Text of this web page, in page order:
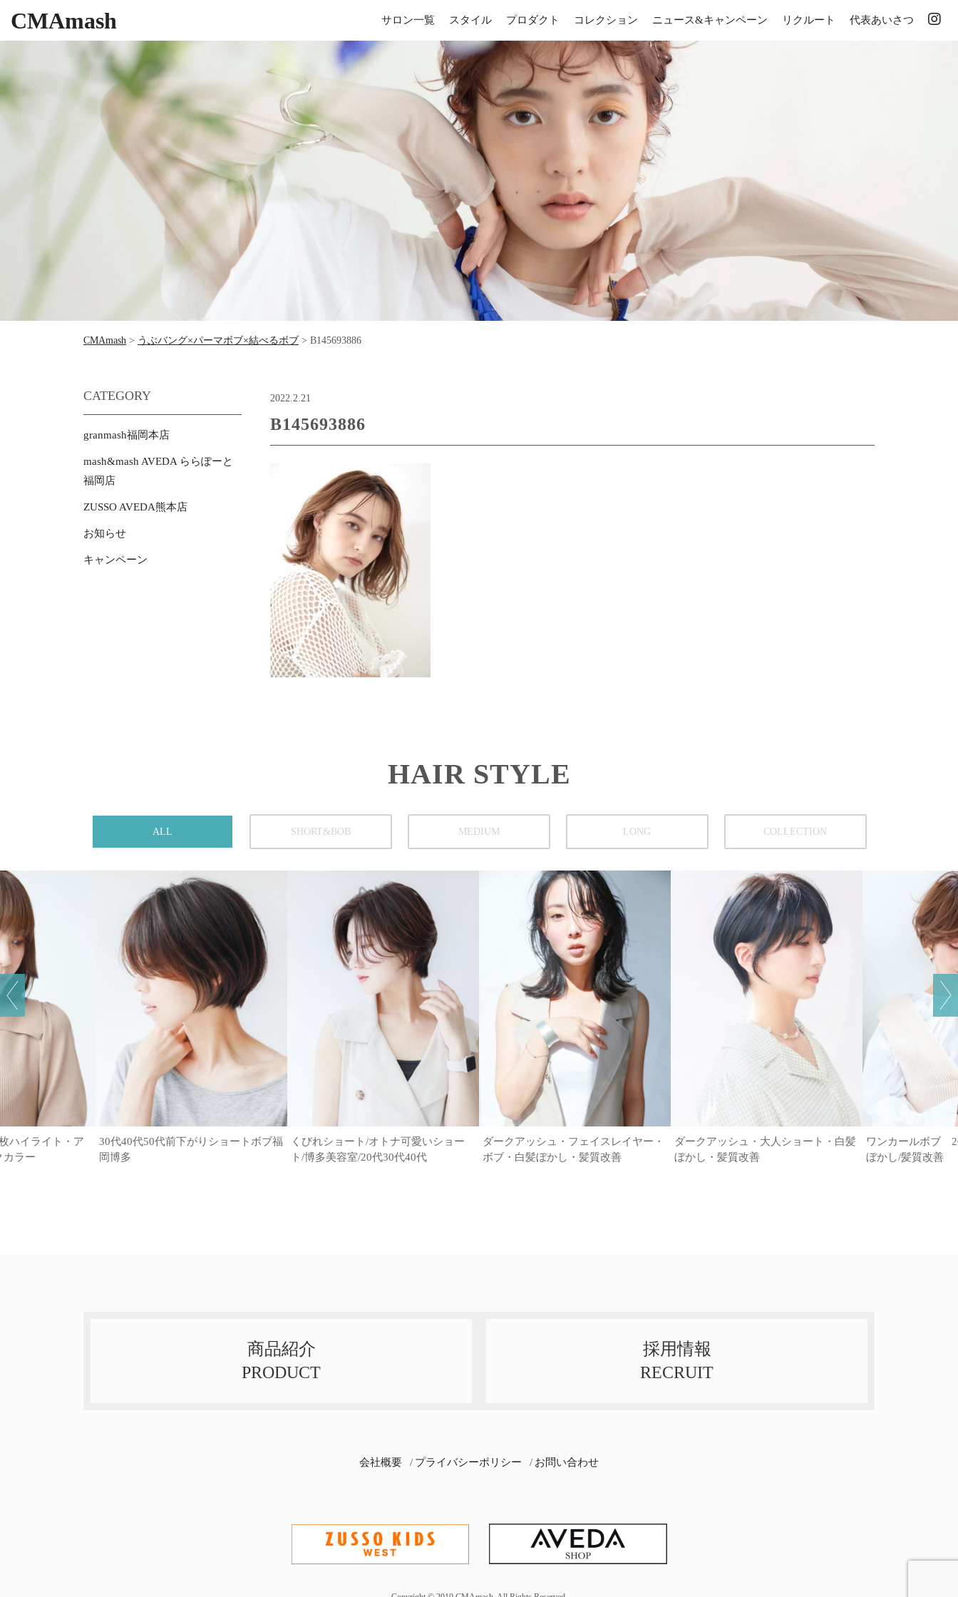
CMAmash サロン一覧 スタイル プロダクト コレクション ニュース&キャンペーン リクルート 代表あいさつ
CMAmash > うぶバング×パーマボブ×結べるボブ > B145693886
CATEGORY
granmash福岡本店
mash&mash AVEDA ららぽーと
福岡店
ZUSSO AVEDA熊本店
お知らせ
キャンペーン
2022.2.21
B145693886
HAIR STYLE
ALL SHORT&BOB MEDIUM LONG COLLECTION
ハイライト・ア
カラー
30代40代50代前下がりショートボブ福
岡博多
くびれショート/オトナ可愛いショー
ト/博多美容室/20代30代40代
ダークアッシュ・フェイスレイヤー・
ボブ・白髪ぼかし・髪質改善
ダークアッシュ・大人ショート・白髪
ぼかし・髪質改善
ワンカールボブ
ぼかし/髪質改善
商品紹介
PRODUCT
採用情報
RECRUIT
会社概要 プライバシーポリシー お問い合わせ